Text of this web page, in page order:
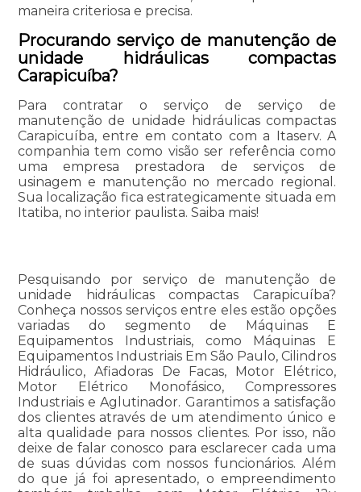
maneira criteriosa e precisa.
Procurando serviço de manutenção de
unidade hidráulicas compactas
Carapicuíba?
Para contratar o serviço de serviço de
manutenção de unidade hidráulicas compactas
Carapicuíba, entre em contato com a Itaserv. A
companhia tem como visão ser referência como
uma empresa prestadora de serviços de
usinagem e manutenção no mercado regional.
Sua localização fica estrategicamente situada em
Itatiba, no interior paulista. Saiba mais!
Pesquisando por serviço de manutenção de
unidade hidráulicas compactas Carapicuíba?
Conheça nossos serviços entre eles estão opções
variadas do segmento de Máquinas E
Equipamentos Industriais, como Máquinas E
Equipamentos Industriais Em São Paulo, Cilindros
Hidráulico, Afiadoras De Facas, Motor Elétrico,
Motor Elétrico Monofásico, Compressores
Industriais e Aglutinador. Garantimos a satisfação
dos clientes através de um atendimento único e
alta qualidade para nossos clientes. Por isso, não
deixe de falar conosco para esclarecer cada uma
de suas dúvidas com nossos funcionários. Além
do que já foi apresentado, o empreendimento